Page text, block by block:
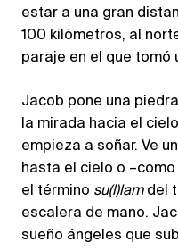
estar a una gran
100 kilómetros, al
paraje en el que tomó
Jacob pone una
la mirada hacia el
empieza a soñar. Ve
hasta el cielo o
el término su(l)lamdel
escalera de mano.
sueño ángeles que